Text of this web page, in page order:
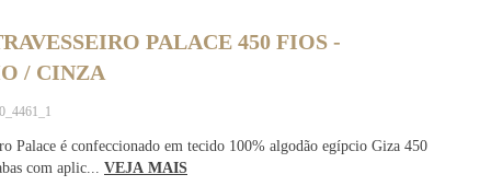
PALACE 450 FIOS -
/ CINZA
Palace é confeccionado em tecido 100% algodão egípcio Giza 450
com aplic... VEJA MAIS